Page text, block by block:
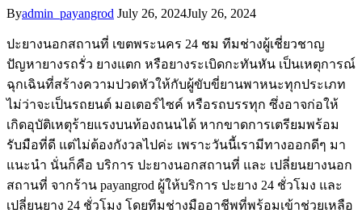
Byadmin_payangrod July 26, 2024July 26, 2024
ปะยางนอกสถานที่ เขตพระนคร 24 ชม ทีมช่างผู้เชี่ยวชาญ
ปัญหายางรถรั่ว ยางแตก หรือยางระเบิดกะทันหัน เป็นเหตุการณ์
ฉุกเฉินที่สร้างความปวดหัวให้กับผู้ขับขี่ยานพาหนะทุกประเภท
ไม่ว่าจะเป็นรถยนต์ มอเตอร์ไซค์ หรือรถบรรทุก ซึ่งอาจก่อให้
เกิดอุบัติเหตุร้ายแรงบนท้องถนนได้ หากขาดการเตรียมพร้อม
รับมือที่ดี แต่ไม่ต้องกังวลไปค่ะ เพราะวันนี้เรามีทางออกดีๆ มา
แนะนำ นั่นก็คือ บริการ ปะยางนอกสถานที่ และ เปลี่ยนยางนอก
สถานที่ จากร้าน payangrod ผู้ให้บริการ ปะยาง 24 ชั่วโมง และ
เปลี่ยนยาง 24 ชั่วโมง โดยทีมช่างมืออาชีพที่พร้อมเข้าช่วยเหลือ